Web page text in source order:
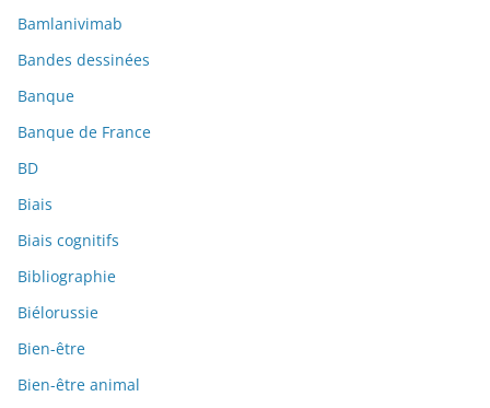
Bamlanivimab
Bandes dessinées
Banque
Banque de France
BD
Biais
Biais cognitifs
Bibliographie
Biélorussie
Bien-être
Bien-être animal